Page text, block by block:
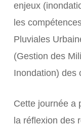
enjeux
les
Pluviales
(Gestion des
Inondation) des
Cette journée a
la réflexion des